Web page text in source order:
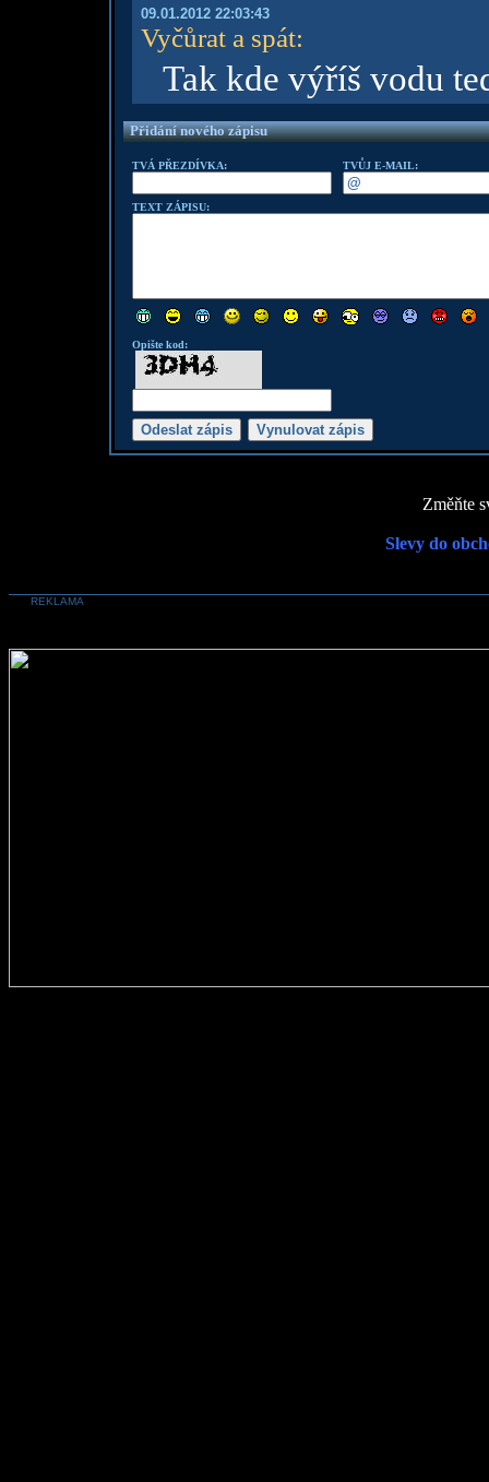
09.01.2012 22:03:43
Vyčůrat a spát:
Tak kde výříš vodu
Přidání nového zápisu
TVÁ PŘEZDÍVKA: TVŮJ E-MAIL:
TEXT ZÁPISU:
Opište kod:
Změňte
Slevy do
REKLAMA